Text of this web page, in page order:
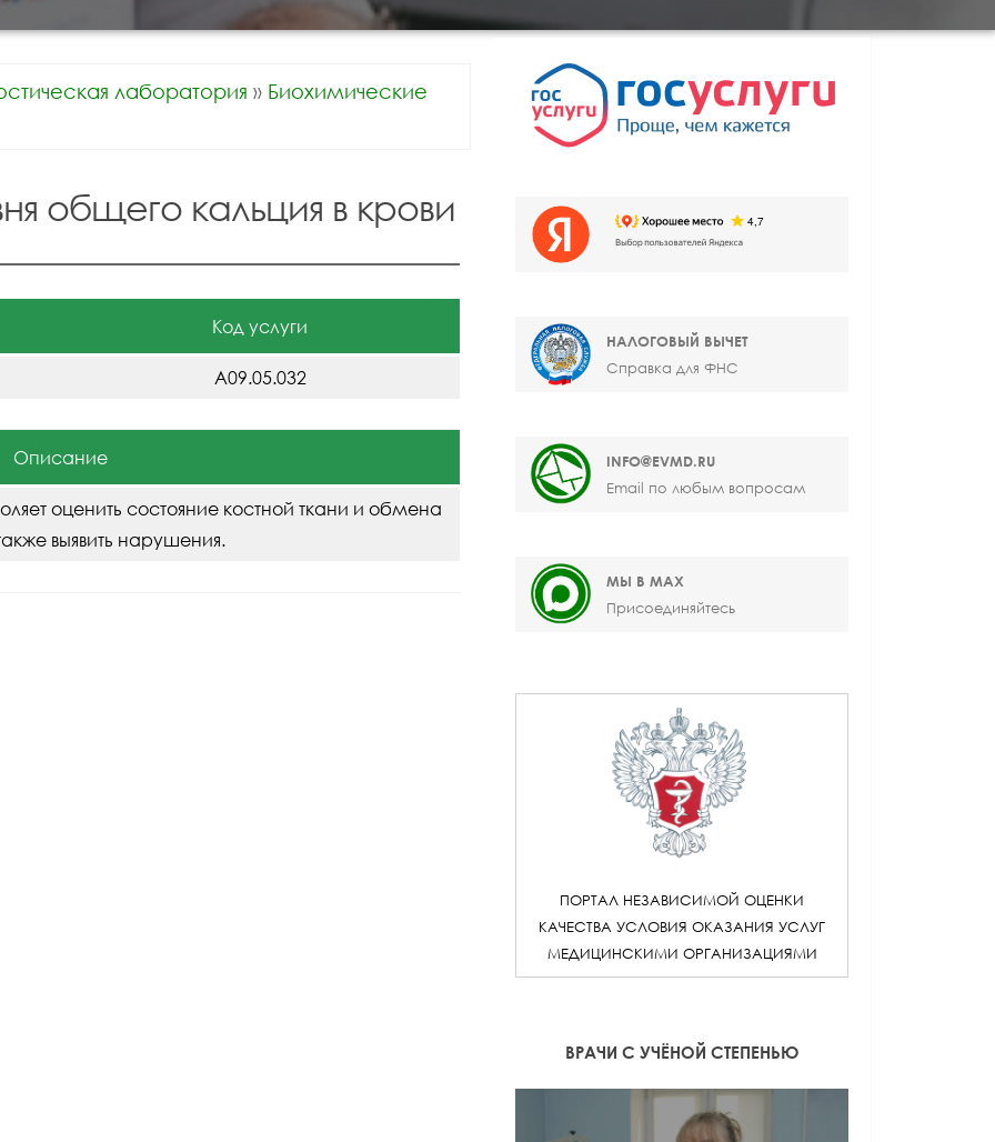
лаборатория » Биохимические
общего кальция в крови
Код услуги
A09.05.032
Описание
оценить состояние костной ткани и обмена
выявить нарушения.
НАЛОГОВЫЙ ВЫЧЕТ
Справка для ФНС
INFO@EVMD.RU
Email по любым вопросам
МЫ В MAX
Присоединяйтесь
ПОРТАЛ НЕЗАВИСИМОЙ ОЦЕНКИ
КАЧЕСТВА УСЛОВИЯ ОКАЗАНИЯ УСЛУГ
МЕДИЦИНСКИМИ ОРГАНИЗАЦИЯМИ
ВРАЧИ С УЧЁНОЙ СТЕПЕНЬЮ